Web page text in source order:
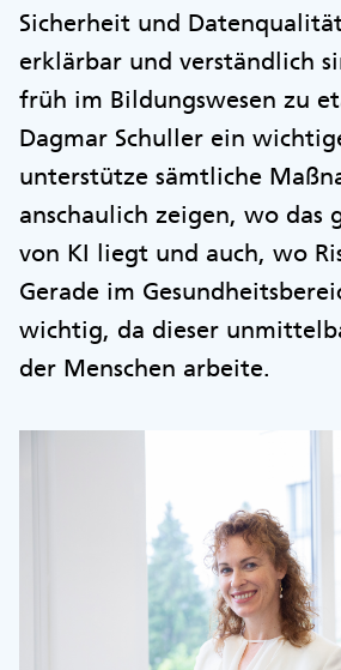
Sicherheit und
erklärbar und verständlich
früh im Bildungswesen zu
Dagmar Schuller ein
unterstütze sämtliche
anschaulich zeigen, wo das
von KI liegt und auch, wo
Gerade im
wichtig, da dieser
der Menschen arbeite.